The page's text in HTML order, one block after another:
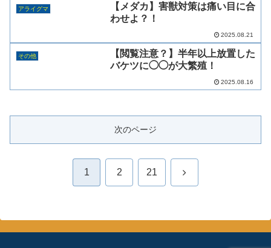
アライグマ
【メダカ】害獣対策は痛い目に合
わせよ？！
2025.08.21
その他
【閲覧注意？】半年以上放置した
バケツに◯◯が大繁殖！
2025.08.16
次のページ
1 2 21 次